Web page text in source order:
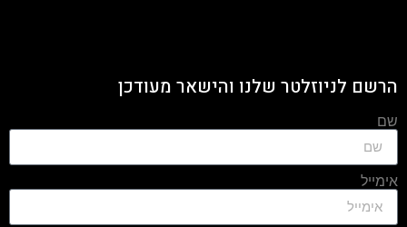
הרשם לניוזלטר שלנו והישאר מעודכן
שם
אימייל